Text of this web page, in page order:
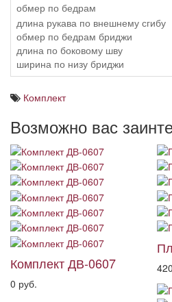
обмер по бедрам
длина рукава по внешнему сгибу
обмер по бедрам бриджи
длина по боковому шву
ширина по низу бриджи
Комплект
Возможно вас
Комплект ДВ-0607
0 руб.